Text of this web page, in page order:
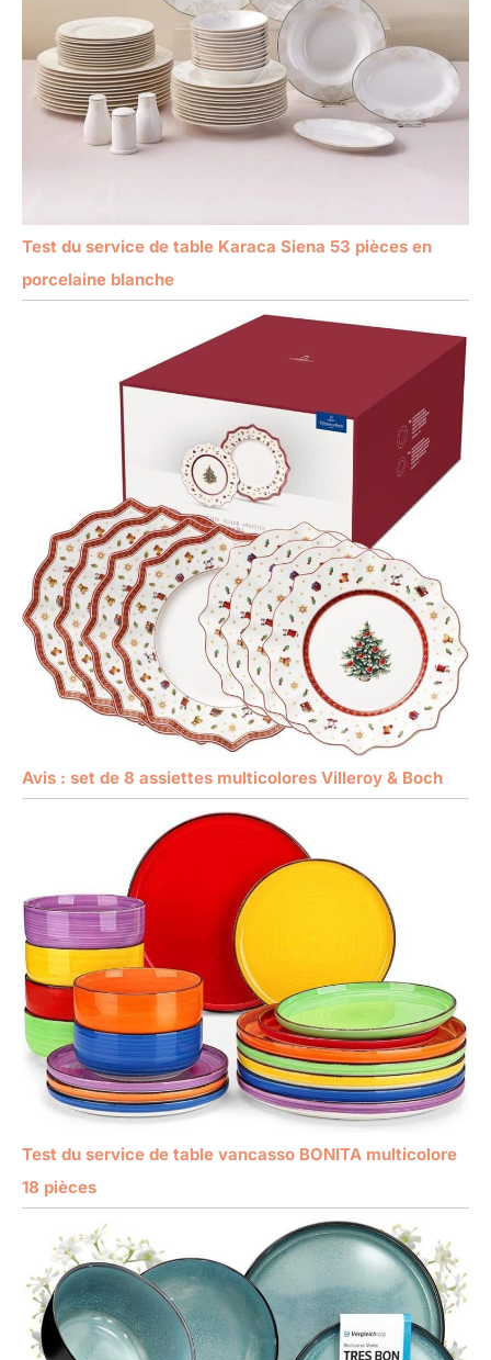
Test du service de table Karaca Siena 53 pièces en
porcelaine blanche
Avis : set de 8 assiettes multicolores Villeroy & Boch
Test du service de table vancasso BONITA multicolore
18 pièces